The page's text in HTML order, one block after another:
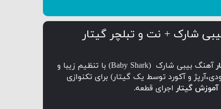
شارک + نت و تبلچر گیتار
آهنگ بیبی شارک (Baby Shark) با تنظیم زیبا و
و آکورد توسط یک گیتار) برای تکنوازی
آموزش گیتار اجرای قطعه.